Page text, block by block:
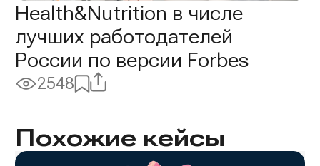
Health&Nutrition в числе
лучших работодателей
России по версии Forbes
Просмотры:
2548 Добавить
Поделиться
Похожие кейсы